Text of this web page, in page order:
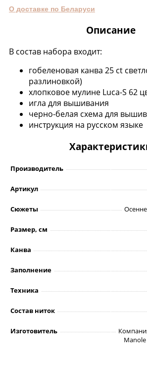
О доставке по Беларуси
Описание
В состав набора входит:
гобеленовая канва 25 ct
разлиновкой)
хлопковое мулине Luca-S 62
игла для вышивания
черно-белая схема для
инструкция на русском языке
Производитель
Артикул
Сюжеты
Размер, см
Канва
Заполнение
Техника
Состав ниток
Изготовитель
Manole